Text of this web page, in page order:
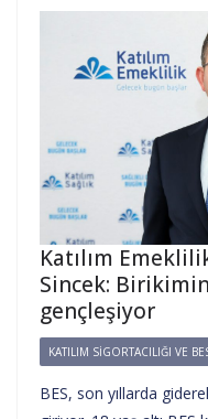
Katılım
Sincek:
gençleşiyor
KATILIM SIGORTACILIĞI VE
BES, son yıllarda